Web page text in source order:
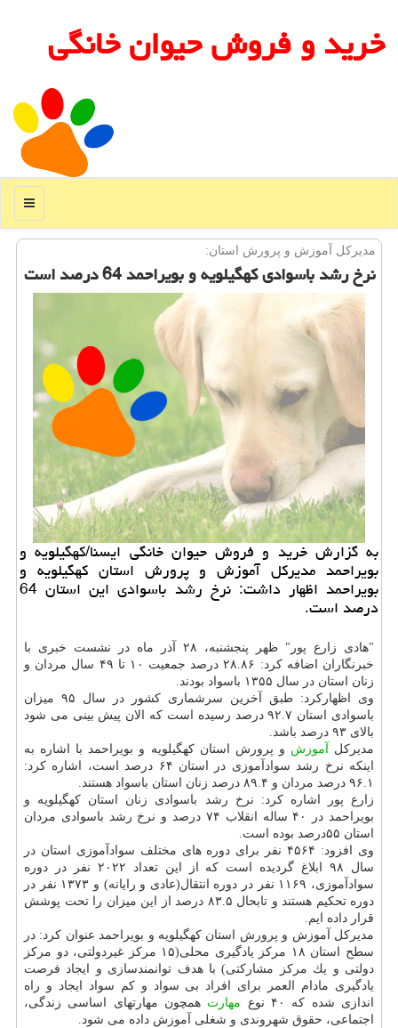
خرید و فروش حیوان خانگی
منو
مدیركل آموزش و پرورش استان:
نرخ رشد باسوادی كهگیلویه و بویراحمد 64 درصد است
به گزارش خرید و فروش حیوان خانگی ایسنا/كهگیلویه و
بویراحمد مدیركل آموزش و پرورش استان كهگیلویه و
بویراحمد اظهار داشت: نرخ رشد باسوادی این استان 64
درصد است.
"هادی زارع پور" ظهر پنجشنبه، ۲۸ آذر ماه در نشست خبری با
خبرنگاران اضافه كرد: ۲۸.۸۶ درصد جمعیت ۱۰ تا ۴۹ سال مردان و
زنان استان در سال ۱۳۵۵ باسواد بودند.
وی اظهاركرد: طبق آخرین سرشماری كشور در سال ۹۵ میزان
باسوادی استان ۹۲.۷ درصد رسیده است كه الان پیش بینی می شود
بالای ۹۳ درصد باشد.
مدیركل آموزش و پرورش استان كهگیلویه و بویراحمد با اشاره به
اینكه نرخ رشد سوادآموزی در استان ۶۴ درصد است، اشاره كرد:
۹۶.۱ درصد مردان و ۸۹.۴ درصد زنان استان باسواد هستند.
زارع پور اشاره كرد: نرخ رشد باسوادی زنان استان كهگیلویه و
بویراحمد در ۴۰ ساله انقلاب ۷۴ درصد و نرخ رشد باسوادی مردان
استان ۵۵درصد بوده است.
وی افزود: ۴۵۶۴ نفر برای دوره های مختلف سوادآموزی استان در
سال ۹۸ ابلاغ گردیده است كه از این تعداد ۲۰۲۲ نفر در دوره
سوادآموزی، ۱۱۶۹ نفر در دوره انتقال(عادی و رایانه) و ۱۳۷۳ نفر در
دوره تحكیم هستند و تابحال ۸۳.۵ درصد از این میزان را تحت پوشش
قرار داده ایم.
مدیركل آموزش و پرورش استان كهگیلویه و بویراحمد عنوان كرد: در
سطح استان ۱۸ مركز یادگیری محلی(۱۵ مركز غیردولتی، دو مركز
دولتی و یك مركز مشاركتی) با هدف توانمندسازی و ایجاد فرصت
یادگیری مادام العمر برای افراد بی سواد و كم سواد ایجاد و راه
اندازی شده كه ۴۰ نوع
مهارت همچون مهارتهای اساسی زندگی،
اجتماعی، حقوق شهروندی و شغلی آموزش داده می شود.